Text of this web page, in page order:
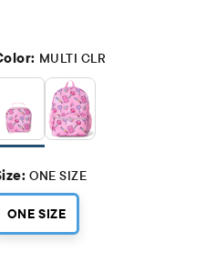
MULTI CLR
ONE SIZE
ONE SIZE